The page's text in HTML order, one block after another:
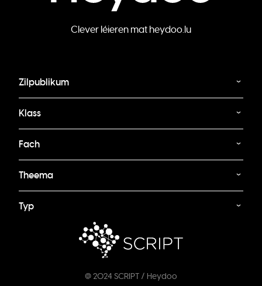
Clever léieren mat heydoo.lu
Zilpublikum
Klass
Fach
Theema
Typ
@ 2024 SCRIPT / Heydoo